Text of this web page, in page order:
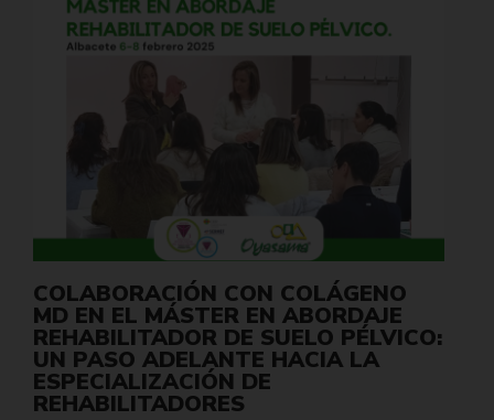
COLABORACIÓN CON COLÁGENO
MD EN EL MÁSTER EN ABORDAJE
REHABILITADOR DE SUELO PÉLVICO:
UN PASO ADELANTE HACIA LA
ESPECIALIZACIÓN DE
REHABILITADORES